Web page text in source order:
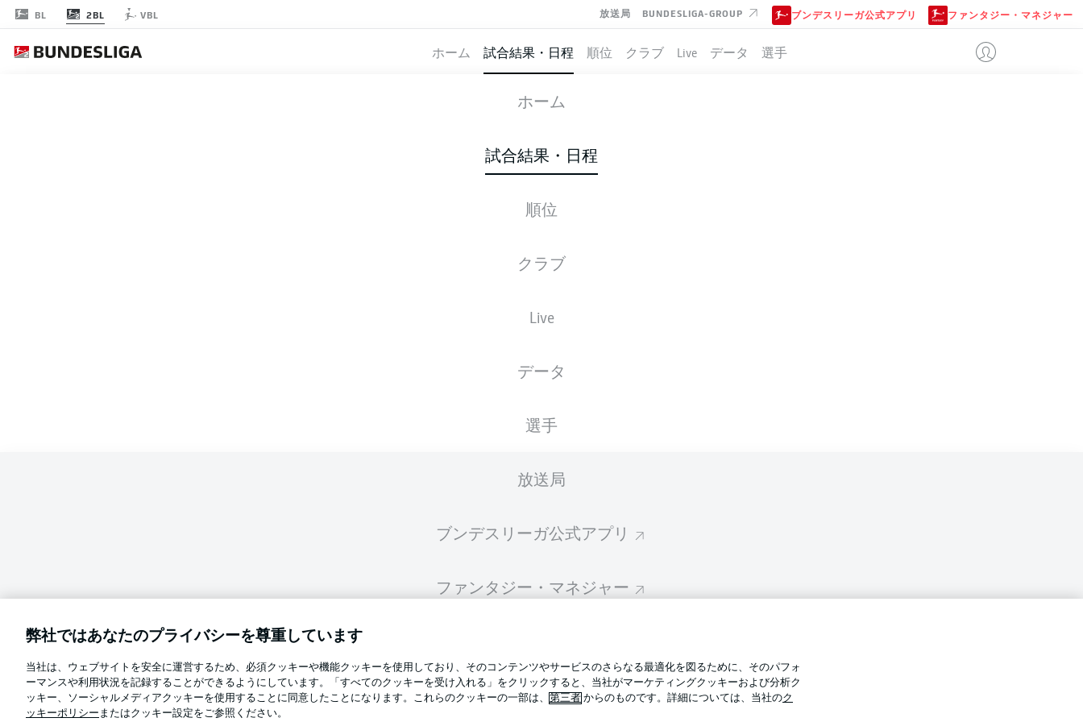
BL 2BL VBL 放送局 BUNDESLIGA-GROUP ブンデスリーガ公式アプリ ファンタジー・マネジャー
ホーム 試合結果・日程 順位 クラブ Live データ 選手
ホーム
試合結果・日程
順位
クラブ
Live
データ
選手
放送局
ブンデスリーガ公式アプリ
ファンタジー・マネジャー
言語をお選びください
日本語 Display Mode
HERTHA BERLIN WOLFSBURG
スターティングメンバー
スターティングメンバーは試合開始の 60分前に公開されます
Football as it's meant to be
BUNDESLIGA APP
利用条件
求人
弊社ではあなたのプライバシーを尊重しています
当社は、ウェブサイトを安全に運営するため、必須クッキーや機能クッキーを使用しており、そのコンテンツやサービスのさらなる最適化を図るために、そのパフォ
ーマンスや利用状況を記録することができるようにしています。「すべてのクッキーを受け入れる」をクリックすると、当社がマーケティングクッキーおよび分析ク
ッキー、ソーシャルメディアクッキーを使用することに同意したことになります。これらのクッキーの一部は、 第三者 からのものです。詳細については、当社のク
ッキーポリシー またはクッキー設定をご参照ください。